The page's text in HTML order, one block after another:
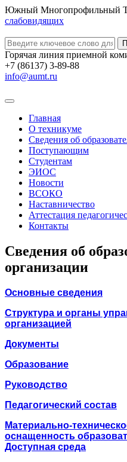
Южный Многопрофильный
слабовидящих
Горячая линия приемной
+7 (86137) 3-89-88
info@aumt.ru
Главная
О техникуме
Сведения об
Поступающим
Студентам
ЭИОС
Новости
ВСОКО
Наставничество
Аттестация
Контакты
Сведения об
организации
Основные сведения
Структура и органы
организацией
Документы
Образование
Руководство
Педагогический состав
Материально-
оснащенность
Доступная среда